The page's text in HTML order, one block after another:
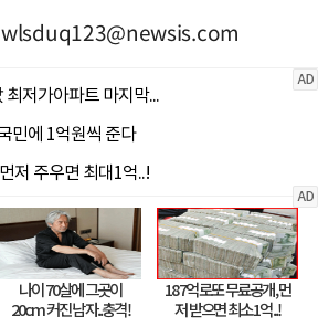
wlsduq123@newsis.com